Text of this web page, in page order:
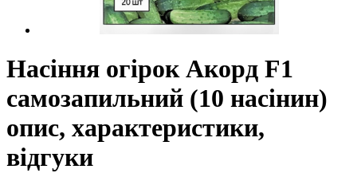
Насіння огірок Акорд F1
самозапильний (10 насінин)
опис, характеристики,
відгуки